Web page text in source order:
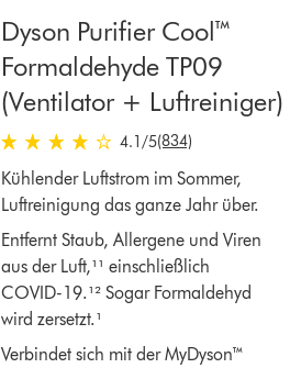
Dyson Purifier Cool™
Formaldehyde TP09
(Ventilator + Luftreiniger)
4.1 stars out of 5 from 834 Bewertungen
4.1 /5(834)
Kühlender Luftstrom im Sommer,
Luftreinigung das ganze Jahr über.
Entfernt Staub, Allergene und Viren
aus der Luft,¹¹ einschließlich
COVID-19.¹² Sogar Formaldehyd
wird zersetzt.¹
Verbindet sich mit der MyDyson™